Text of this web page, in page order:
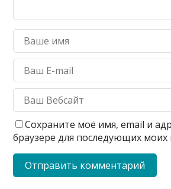
Сохраните моё имя, email и
браузере для последующих